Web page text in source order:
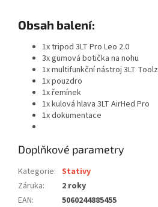
Obsah balení:
1x tripod 3LT Pro Leo 2.0
3x gumová botička na nohu
1x multifunkční nástroj 3LT Toolz
1x pouzdro
1x řemínek
1x kulová hlava 3LT AirHed Pro
1x dokumentace
Doplňkové parametry
Kategorie: Stativy
Záruka:
2 roky
EAN: 5060244885455